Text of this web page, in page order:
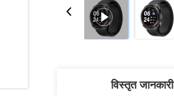
विस्तृत जानकारी